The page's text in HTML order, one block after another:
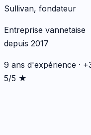
Sullivan, fondateur
Entreprise vannetaise
depuis 2017
9 ans d'expérience ·
5/5 ★